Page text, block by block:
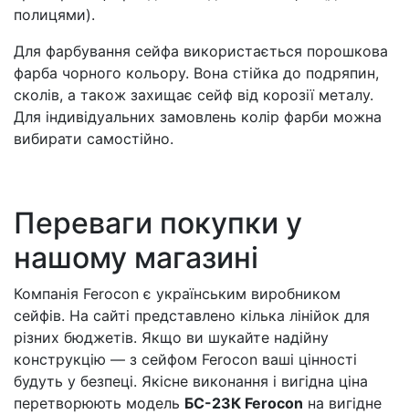
полицями).
Для фарбування сейфа використається порошкова
фарба чорного кольору. Вона стійка до подряпин,
сколів, а також захищає сейф від корозії металу.
Для індивідуальних замовлень колір фарби можна
вибирати самостійно.
Переваги покупки у
нашому магазині
Компанія Ferocon є українським виробником
сейфів. На сайті представлено кілька лінійок для
різних бюджетів. Якщо ви шукайте надійну
конструкцію — з сейфом Ferocon ваші цінності
будуть у безпеці. Якісне виконання і вигідна ціна
перетворюють модель БС-23К Ferocon на вигідне